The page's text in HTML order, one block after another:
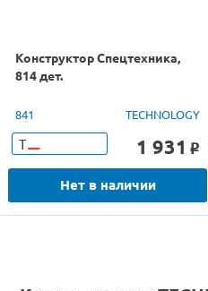
Конструктор Спецтехника,
814 дет.
841 TECHNOLOGY
Т 1 931 o
Нет в наличии